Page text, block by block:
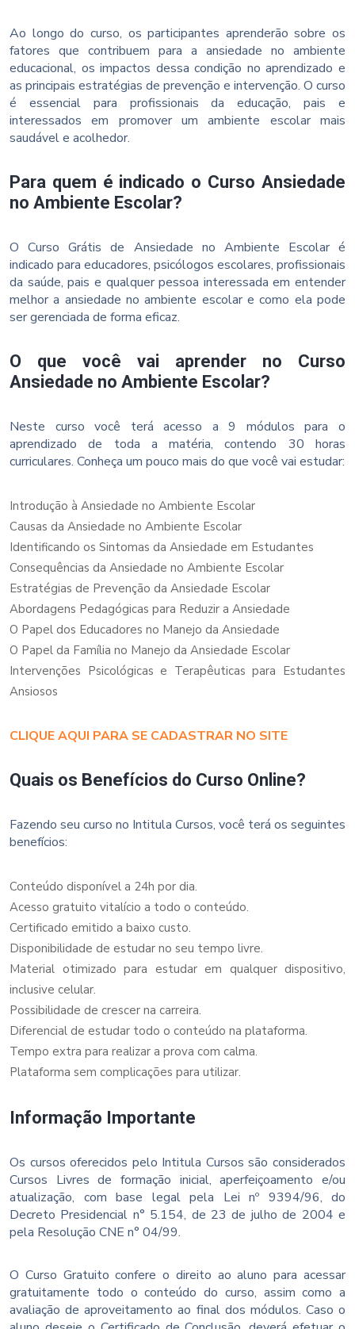
Ao longo do curso, os participantes aprenderão sobre os
fatores que contribuem para a ansiedade no ambiente
educacional, os impactos dessa condição no aprendizado e
as principais estratégias de prevenção e intervenção. O curso
é essencial para profissionais da educação, pais e
interessados em promover um ambiente escolar mais
saudável e acolhedor.
Para quem é indicado o Curso Ansiedade
no Ambiente Escolar?
O Curso Grátis de Ansiedade no Ambiente Escolar é
indicado para educadores, psicólogos escolares, profissionais
da saúde, pais e qualquer pessoa interessada em entender
melhor a ansiedade no ambiente escolar e como ela pode
ser gerenciada de forma eficaz.
O que você vai aprender no Curso
Ansiedade no Ambiente Escolar?
Neste curso você terá acesso a 9 módulos para o
aprendizado de toda a matéria, contendo 30 horas
curriculares. Conheça um pouco mais do que você vai estudar:
Introdução à Ansiedade no Ambiente Escolar
Causas da Ansiedade no Ambiente Escolar
Identificando os Sintomas da Ansiedade em Estudantes
Consequências da Ansiedade no Ambiente Escolar
Estratégias de Prevenção da Ansiedade Escolar
Abordagens Pedagógicas para Reduzir a Ansiedade
O Papel dos Educadores no Manejo da Ansiedade
O Papel da Família no Manejo da Ansiedade Escolar
Intervenções Psicológicas e Terapêuticas para Estudantes
Ansiosos
CLIQUE AQUI PARA SE CADASTRAR NO SITE
Quais os Benefícios do Curso Online?
Fazendo seu curso no Intitula Cursos, você terá os seguintes
benefícios:
Conteúdo disponível a 24h por dia.
Acesso gratuito vitalício a todo o conteúdo.
Certificado emitido a baixo custo.
Disponibilidade de estudar no seu tempo livre.
Material otimizado para estudar em qualquer dispositivo,
inclusive celular.
Possibilidade de crescer na carreira.
Diferencial de estudar todo o conteúdo na plataforma.
Tempo extra para realizar a prova com calma.
Plataforma sem complicações para utilizar.
Informação Importante
Os cursos oferecidos pelo Intitula Cursos são considerados
Cursos Livres de formação inicial, aperfeiçoamento e/ou
atualização, com base legal pela Lei nº 9394/96, do
Decreto Presidencial n° 5.154, de 23 de julho de 2004 e
pela Resolução CNE n° 04/99.
O Curso Gratuito confere o direito ao aluno para acessar
gratuitamente todo o conteúdo do curso, assim como a
avaliação de aproveitamento ao final dos módulos. Caso o